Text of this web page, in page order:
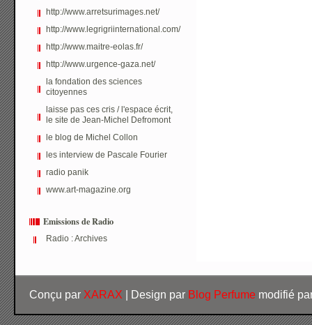
http://www.arretsurimages.net/
http://www.legrigriinternational.com/
http://www.maitre-eolas.fr/
http://www.urgence-gaza.net/
la fondation des sciences
citoyennes
laisse pas ces cris / l'espace écrit,
le site de Jean-Michel Defromont
le blog de Michel Collon
les interview de Pascale Fourier
radio panik
www.art-magazine.org
Emissions de Radio
Radio : Archives
Conçu par XARAX | Design par Blog Perfume modifié